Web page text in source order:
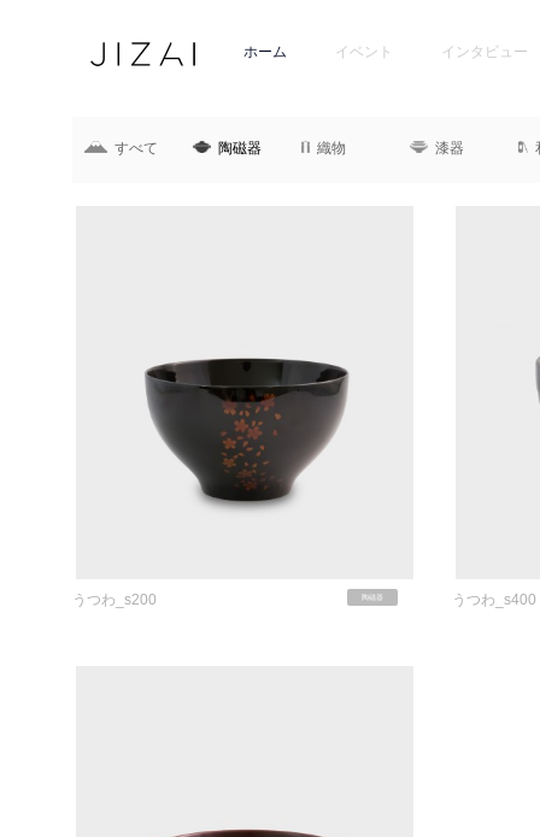
ホーム イベント インタビュー
すべて 陶磁器 織物 漆器
うつわ_s200 陶磁器 うつわ_s400